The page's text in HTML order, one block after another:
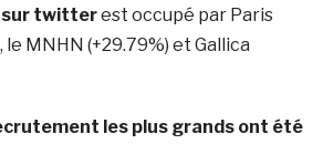
sur twitterest occupé par Paris
le MNHN (+29.79%) et Gallica
les plus grands ont été